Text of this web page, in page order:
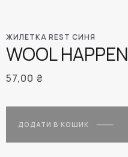
ЖИЛЕТКА REST СИНЯ
WOOL HAPPEN
57,00 ₴
ДОДАТИ В КОШИК